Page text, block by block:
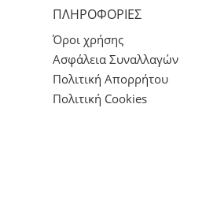
ΠΛΗΡΟΦΟΡΊΕΣ
Όροι χρήσης
Ασφάλεια Συναλλαγών
Πολιτική Απορρήτου
Πολιτική Cookies